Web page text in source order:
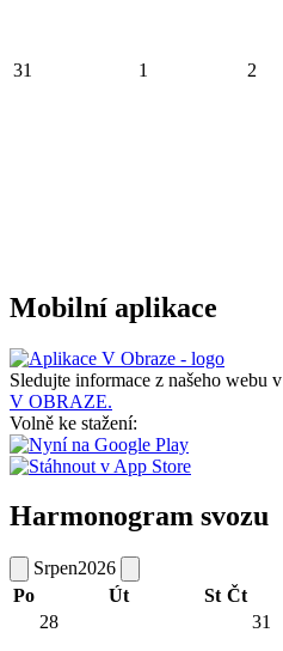
31 1 2
Mobilní aplikace
Sledujte informace z našeho webu v
V OBRAZE.
Volně ke stažení:
Harmonogram svozu
Srpen2026
Po
Út St Čt
28
31